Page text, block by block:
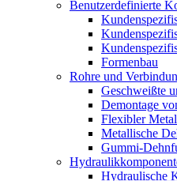
Benutzerdefinierte
Formenbau
Rohre und
Geschweißte
Demontage
Flexibler
Metallische
Gummi-
Hydraulische